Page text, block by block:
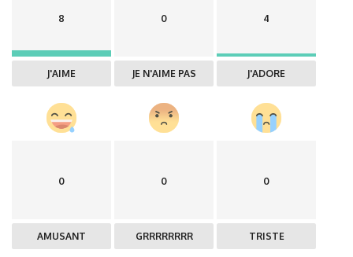
8
J'AIME
0
JE N'AIME PAS
4
J'ADORE
0
AMUSANT
0
GRRRRRRRR
0
TRISTE